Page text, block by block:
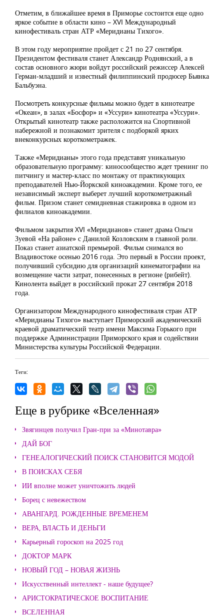
Отметим, в ближайшее время в Приморье состоится еще одно
яркое событие в области кино – XVI Международный
кинофестиваль стран АТР «Меридианы Тихого».
В этом году мероприятие пройдет с 21 по 27 сентября.
Президентом фестиваля станет Александр Роднянский, а в
состав основного жюри войдут российский режиссер Алексей
Герман-младший и известный филиппинский продюсер Бьянка
Бальбуэна.
Посмотреть конкурсные фильмы можно будет в кинотеатре
«Океан», в залах «Босфор» и «Уссури» кинотеатра «Уссури».
Открытый кинотеатр также расположится на Спортивной
набережной и познакомит зрителя с подборкой ярких
внеконкурсных короткометражек.
Также «Меридианы» этого года представят уникальную
образовательную программу: киносообщество ждет тренинг по
питчингу и мастер-класс по монтажу от практикующих
преподавателей Нью-Йоркской киноакадемии. Кроме того, ее
независимый эксперт выберет лучший короткометражный
фильм. Призом станет семидневная стажировка в одном из
филиалов киноакадемии.
Фильмом закрытия XVI «Меридианов» станет драма Ольги
Зуевой «На районе» с Данилой Козловским в главной роли.
Показ станет азиатской премьерой. Фильм снимался во
Владивостоке осенью 2016 года. Это первый в России проект,
получивший субсидию для организаций кинематографии на
возмещение части затрат, понесенных в регионе (рибейт).
Кинолента выйдет в российский прокат 27 сентября 2018
года.
Организатором Международного кинофестиваля стран АТР
«Меридианы Тихого» выступает Приморский академический
краевой драматический театр имени Максима Горького при
поддержке Администрации Приморского края и содействии
Министерства культуры Российской Федерации.
Теги:
Еще в рубрике «Вселенная»
Звягинцев получил Гран-при за «Минотавра»
ДАЙ БОГ
ГЕНЕАЛОГИЧЕСКИЙ ПОИСК СТАНОВИТСЯ МОДОЙ
В ПОИСКАХ СЕБЯ
ИИ вполне может уничтожить людей
Борец с невежеством
АВАНГАРД. РОЖДЕННЫЕ ВРЕМЕНЕМ
ВЕРА, ВЛАСТЬ И ДЕНЬГИ
Карьерный гороскоп на 2025 год
ДОКТОР МАРК
НОВЫЙ ГОД – НОВАЯ ЖИЗНЬ
Искусственный интеллект - наше будущее?
АРИСТОКРАТИЧЕСКОЕ ВОСПИТАНИЕ
ВСЕЛЕННАЯ